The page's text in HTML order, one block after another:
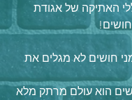
האתיקה של אגודת
חושים לא מגלים את
הוא עולם מרתק מלא